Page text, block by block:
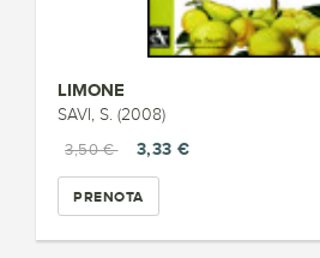
LIMONE
SAVI, S. (2008)
3,50 €
3,33 €
PRENOTA